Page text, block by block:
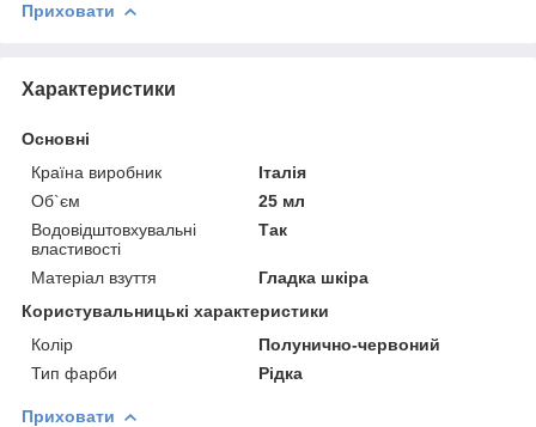
Приховати
Характеристики
Основні
Країна виробник
Італія
Об`єм
25 мл
Водовідштовхувальні
властивості
Так
Матеріал взуття
Гладка шкіра
Користувальницькі характеристики
Колір
Полунично-червоний
Тип фарби
Рідка
Приховати